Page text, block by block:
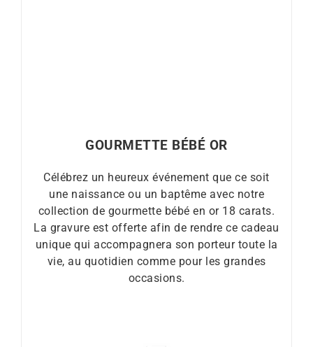
GOURMETTE BÉBÉ OR
Célébrez un heureux événement que ce soit
une naissance ou un baptême avec notre
collection de gourmette bébé en or 18 carats.
La gravure est offerte afin de rendre ce cadeau
unique qui accompagnera son porteur toute la
vie, au quotidien comme pour les grandes
occasions.